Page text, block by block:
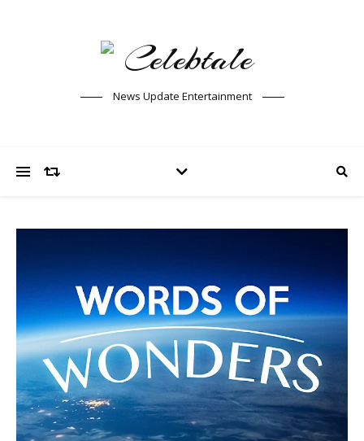
News Update Entertainment